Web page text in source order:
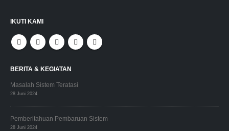
IKUTI KAMI
BERITA & KEGIATAN
Masalah Sistem Teratasi
28 Juni 2024
Pemberitahuan Pembaruan Sistem
28 Juni 2024